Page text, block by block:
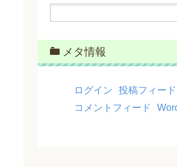
メタ情報
ログイン
投稿フィード
コメントフィード